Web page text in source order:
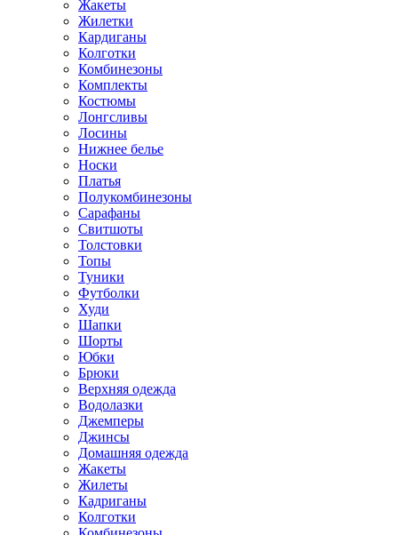
Жакеты
Жилетки
Кардиганы
Колготки
Комбинезоны
Комплекты
Костюмы
Лонгсливы
Лосины
Нижнее белье
Носки
Платья
Полукомбинезоны
Сарафаны
Свитшоты
Толстовки
Топы
Туники
Футболки
Худи
Шапки
Шорты
Юбки
Брюки
Верхняя одежда
Водолазки
Джемперы
Джинсы
Домашняя одежда
Жакеты
Жилеты
Кадриганы
Колготки